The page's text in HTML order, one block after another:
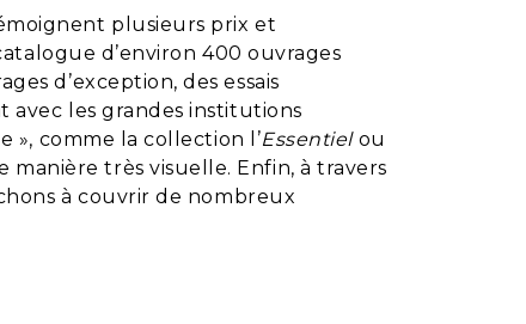
plusieurs prix et
d’environ 400 ouvrages
d’exception, des essais
avec les grandes institutions
», comme la collection l’Essentielou
très visuelle. Enfin, à travers
à couvrir de nombreux